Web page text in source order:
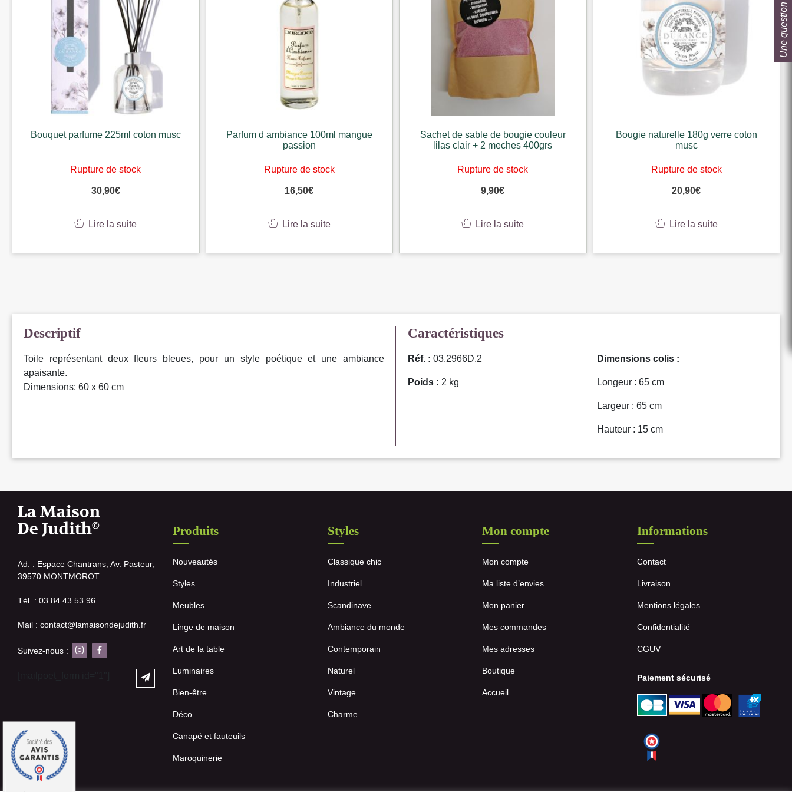
Bouquet parfume 225ml coton musc
Rupture de stock
30,90€
Lire la suite
Parfum d ambiance 100ml mangue
passion
Rupture de stock
16,50€
Lire la suite
Sachet de sable de bougie couleur
lilas clair + 2 meches 400grs
Rupture de stock
9,90€
Lire la suite
Bougie naturelle 180g verre coton
musc
Rupture de stock
20,90€
Lire la suite
Descriptif
Toile représentant deux fleurs bleues, pour un style poétique et une ambiance
apaisante.
Dimensions: 60 x 60 cm
Caractéristiques
Réf. : 03.2966D.2
Poids : 2 kg
Dimensions colis :
Longeur : 65 cm
Largeur : 65 cm
Hauteur : 15 cm
Ad. : Espace Chantrans, Av. Pasteur,
39570 MONTMOROT
Tél. : 03 84 43 53 96
Mail : contact@lamaisondejudith.fr
Suivez-nous :
Produits
Nouveautés
Styles
Meubles
Linge de maison
Art de la table
Luminaires
Bien-être
Déco
Canapé et fauteuils
Maroquinerie
Styles
Classique chic
Industriel
Scandinave
Ambiance du monde
Contemporain
Naturel
Vintage
Charme
Mon compte
Mon compte
Ma liste d’envies
Mon panier
Mes commandes
Mes adresses
Boutique
Accueil
Informations
Contact
Livraison
Mentions légales
Confidentialité
CGUV
Paiement sécurisé
Une question ?